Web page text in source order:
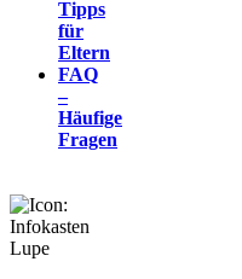
Tipps
für
Eltern
FAQ
–
Häufige
Fragen